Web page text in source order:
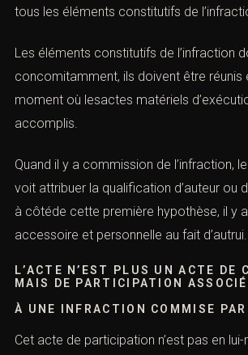
tous les éléments constitutifs de
Les éléments constitutifs de l’infraction
concomitamment, ils doivent être réunis
moment où lesactes matériels
accomplis.
Quand il y a commission de l’infraction,
voit attribuer la qualification d’auteur ou
à côtéde cette première hypothèse, il y
accessoire et personnelle au fait d’autrui.
L’ACTE N’EST PLUS UN ACTE DE
MAIS DE PARTICIPATION
À UNE INFRACTION COMMISE
Cet acte de participation n’est pas en